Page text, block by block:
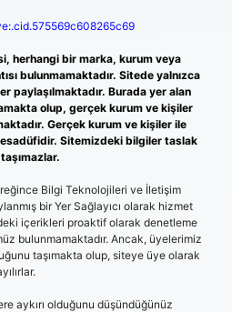
herhangi bir marka, kurum veya
bulunmamaktadır. Sitede yalnızca
paylaşılmaktadır. Burada yer alan
olup, gerçek kurum ve kişiler
Gerçek kurum ve kişiler ile
Sitemizdeki bilgiler taslak
Bilgi Teknolojileri ve İletişim
bir Yer Sağlayıcı olarak hizmet
içerikleri proaktif olarak denetleme
bulunmamaktadır. Ancak, üyelerimiz
taşımakta olup, siteye üye olarak
aykırı olduğunu düşündüğünüz